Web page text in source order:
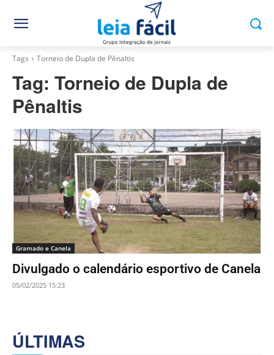
Tags Torneio de Dupla de Pênaltis
Tag: Torneio de Dupla de
Pênaltis
Gramado e Canela
Divulgado o calendário esportivo de Canela
05/02/2025 15:23
ÚLTIMAS